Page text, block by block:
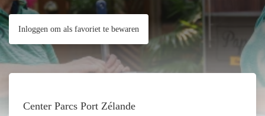
Inloggen om als favoriet te bewaren
Center Parcs Port Zélande